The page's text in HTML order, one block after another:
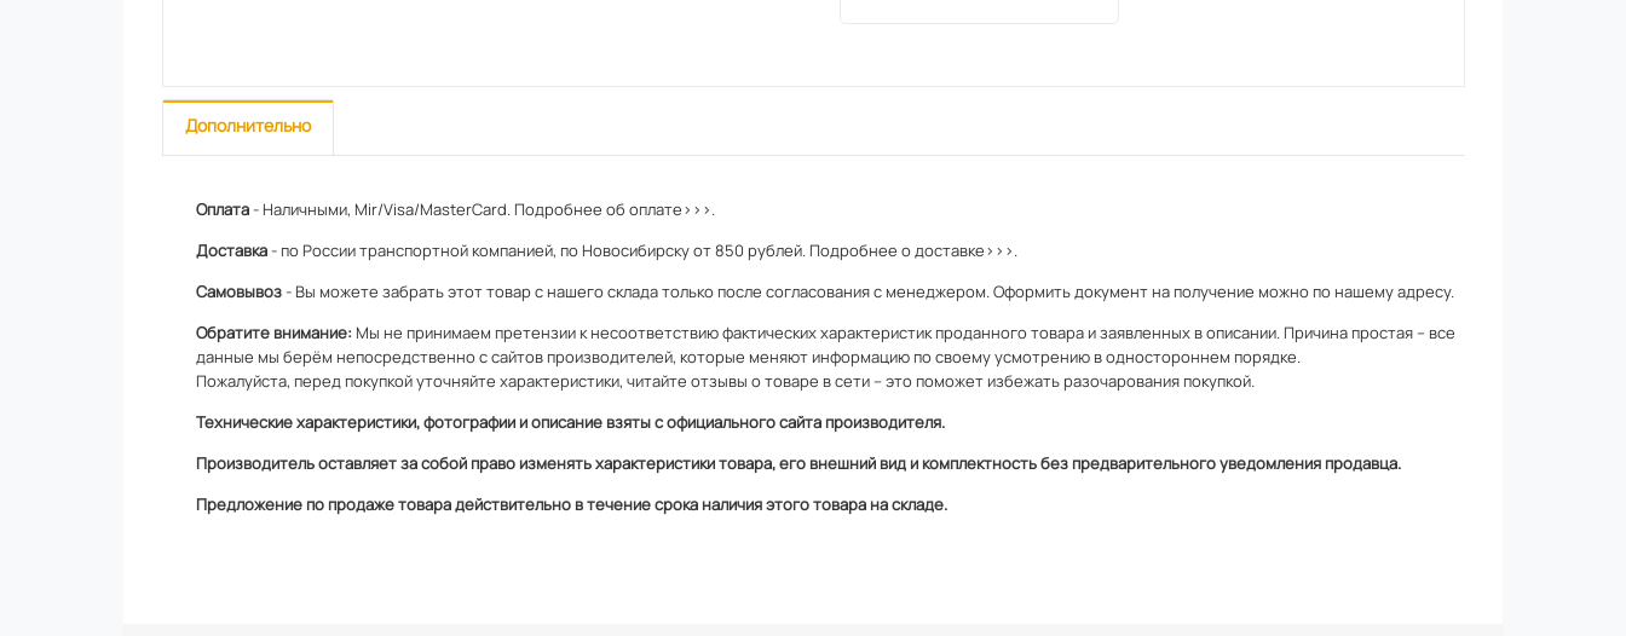
Дополнительно
Оплата- Наличными, Mir/Visa/MasterCard. Подробнее об оплате>>>.
Доставка- по России транспортной компанией, по Новосибирску от 850 рублей. Подробнее о доставке>>>.
Самовывоз- Вы можете забрать этот товар с нашего склада только после согласования с менеджером. Оформить документ на получение можно по нашему адресу.
Обратите внимание: Мы не принимаем претензии к несоответствию фактических характеристик проданного товара и заявленных в описании. Причина простая – все
данные мы берём непосредственно с сайтов производителей, которые меняют информацию по своему усмотрению в одностороннем порядке.
Пожалуйста, перед покупкой уточняйте характеристики, читайте отзывы о товаре в сети – это поможет избежать разочарования покупкой.
Технические характеристики, фотографии и описание взяты с официального сайта производителя.
Производитель оставляет за собой право изменять характеристики товара, его внешний вид и комплектность без предварительного уведомления продавца.
Предложение по продаже товара действительно в течение срока наличия этого товара на складе.